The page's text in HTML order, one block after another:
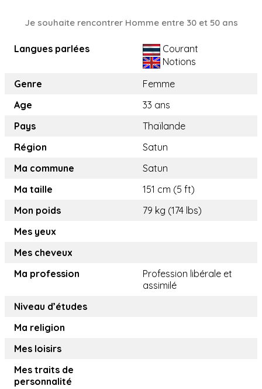
Je souhaite rencontrer Homme entre 30 et 50 ans
Langues parlées
Courant
Notions
Genre
Femme
Age
33 ans
Pays
Thaïlande
Région
Satun
Ma commune
Satun
Ma taille
151 cm (5 ft)
Mon poids
79 kg (174 lbs)
Mes yeux
Mes cheveux
Ma profession
Profession libérale et
assimilé
Niveau d’études
Ma religion
Mes loisirs
Mes traits de
personnalité